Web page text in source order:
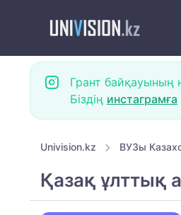
Грант байқауының
Біздің инстаграмға
Univision.kz ВУЗы
Қазақ ұлттық